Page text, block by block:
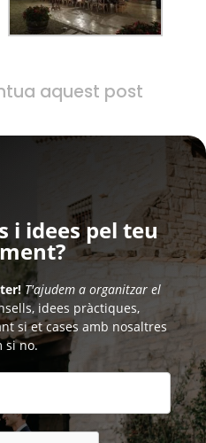
aquest post
i idees pel teu
T'ajudem a organitzar el
idees pràctiques,
si et cases amb nosaltres
si no.